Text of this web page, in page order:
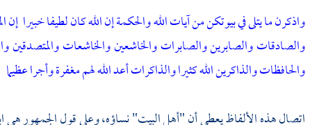
واذكرن ما يتلى في بيوتكن من آيات الله والحكمة إن الله كان لطيفا خبيرا إن
والصادقات والصابرين والصابرات والخاشعين والخاشعات والمتصدقين
والحافظات والذاكرين الله كثيرا والذاكرات أعد الله لهم مغفرة وأجرا عظيما